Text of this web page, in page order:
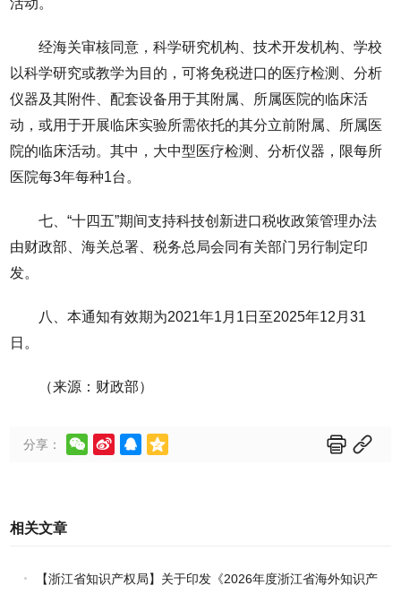
经海关审核同意，科学研究机构、技术开发机构、学校
以科学研究或教学为目的，可将免税进口的医疗检测、分析
仪器及其附件、配套设备用于其附属、所属医院的临床活
动，或用于开展临床实验所需依托的其分立前附属、所属医
院的临床活动。其中，大中型医疗检测、分析仪器，限每所
医院每3年每种1台。
七、“十四五”期间支持科技创新进口税收政策管理办法
由财政部、海关总署、税务总局会同有关部门另行制定印
发。
八、本通知有效期为2021年1月1日至2025年12月31
日。
（来源：财政部）
分享：      
相关文章
【浙江省知识产权局】关于印发《2026年度浙江省海外知识产